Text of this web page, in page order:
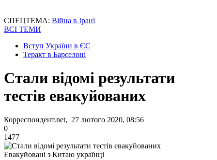
СПЕЦТЕМА: Війна в Ірані
ВСІ ТЕМИ
Вступ України в ЄС
Теракт в Барселоні
Стали відомі результати
тестів евакуйованих
Корреспондент.net, 27 лютого 2020, 08:56
0
1477
Евакуйовані з Китаю українці